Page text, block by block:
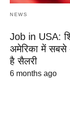
NEWS
Job in USA:
अमेरिका में सबसे
है सैलरी
6 months ago